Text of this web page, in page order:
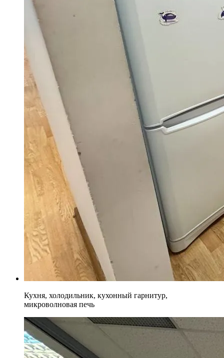
Кухня, холодильник, кухонный гарнитур,
микроволновая печь